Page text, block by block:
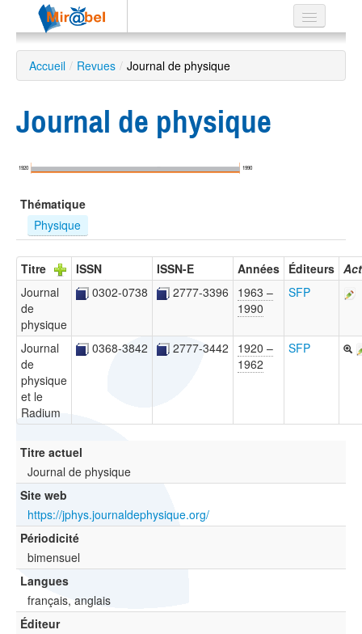
Le réseau
Soutien
Recherche
avancée
EN
ES
?
Accueil / Revues / Journal de physique
Journal de physique
1920 1990
Thématique
Physique
Titre ISSN ISSN-E Années Éditeurs
Journal
de
physique
0302-0738 2777-3396
1963 –
1990
SFP
Journal
de
physique
et le
Radium
0368-3842 2777-3442
1920 –
1962
SFP
Titre actuel
Journal de physique
Site web
https://jphys.journaldephysique.org/
Périodicité
bimensuel
Langues
français, anglais
Éditeur